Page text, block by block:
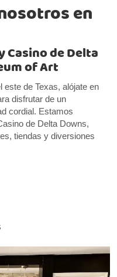
en
Casino de Delta
of Art
de Texas, alójate en
disfrutar de un
cordial. Estamos
de Delta Downs,
tiendas y diversiones